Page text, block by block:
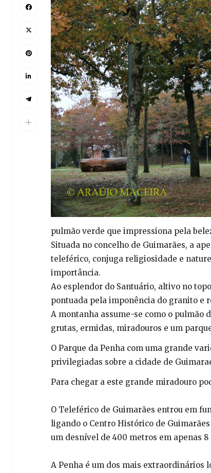
pulmão verde que impressiona pela
Situada no concelho de Guimarães, a
teleférico, conjuga religiosidade e
importância.
Ao esplendor do Santuário, altivo no
pontuada pela imponência do granito e
A montanha assume-se como o pulmão
grutas, ermidas, miradouros e um
O Parque da Penha com uma grande
privilegiadas sobre a cidade de
Para chegar a este grande miradouro
O Teleférico de Guimarães entrou em
ligando o Centro Histórico de
um desnível de 400 metros em apenas 8
A Penha é um dos mais extraordinários